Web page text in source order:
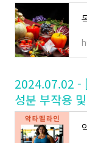
2024.07.02 -
성분 부작용